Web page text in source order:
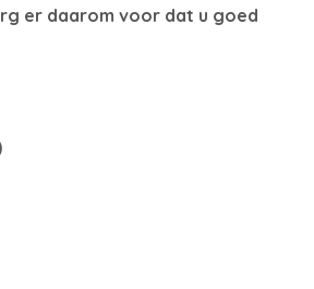
er daarom voor dat u goed